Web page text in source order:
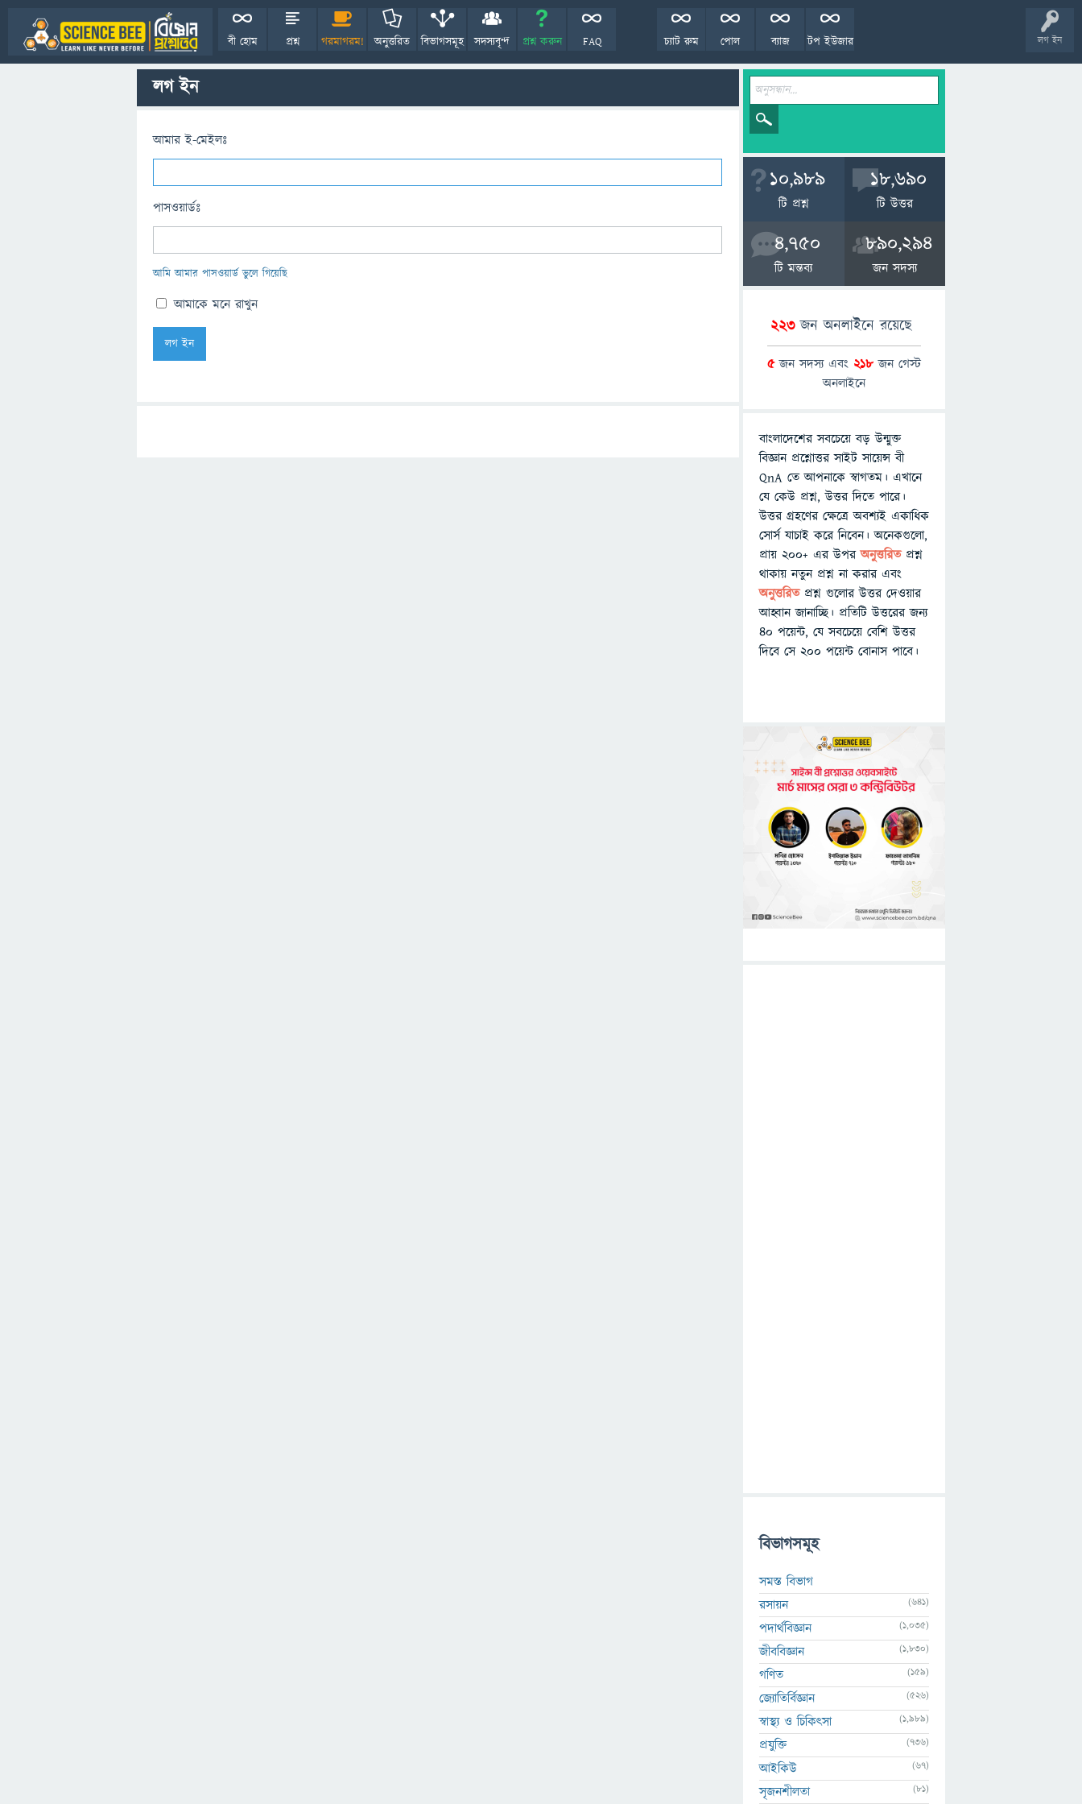
লগ ইন
বী হোম প্রশ্ন গরমাগরম! অনুত্তরিত বিভাগসমূহ সদস্যবৃন্দ প্রশ্ন করুন FAQ টপ ইউজার
ব্যাজ
পোল
চ্যাট রুম
লগ ইন
আমার ই-মেইলঃ
পাসওয়ার্ডঃ
আমি আমার পাসওয়ার্ড ভুলে গিয়েছি
আমাকে মনে রাখুন
10,989
টি প্রশ্ন
18,690
টি উত্তর
4,750
টি মন্তব্য
890,294
জন সদস্য
223জন অনলাইনে রয়েছে
5জন সদস্য এবং 218 জন গেস্ট
অনলাইনে
বাংলাদেশের সবচেয়ে বড় উন্মুক্ত
বিজ্ঞান প্রশ্নোত্তর সাইট সায়েন্স বী
QnA তে আপনাকে স্বাগতম। এখানে
যে কেউ প্রশ্ন, উত্তর দিতে পারে।
উত্তর গ্রহণের ক্ষেত্রে অবশ্যই একাধিক
সোর্স যাচাই করে নিবেন। অনেকগুলো,
প্রায় ২০০+ এর উপরঅনুত্তরিতপ্রশ্ন
থাকায় নতুন প্রশ্ন না করার এবং
অনুত্তরিত প্রশ্ন গুলোর উত্তর দেওয়ার
আহ্বান জানাচ্ছি। প্রতিটি উত্তরের জন্য
৪০ পয়েন্ট, যে সবচেয়ে বেশি উত্তর
দিবে সে ২০০ পয়েন্ট বোনাস পাবে।
বিভাগসমূহ
সমস্ত বিভাগ
রসায়ন
(641)
পদার্থবিজ্ঞান (1,035)
জীববিজ্ঞান (1,830)
গণিত (159)
জ্যোতির্বিজ্ঞান (526)
স্বাস্থ্য ও চিকিৎসা (1,989)
প্রযুক্তি (736)
আইকিউ (67)
সৃজনশীলতা (81)